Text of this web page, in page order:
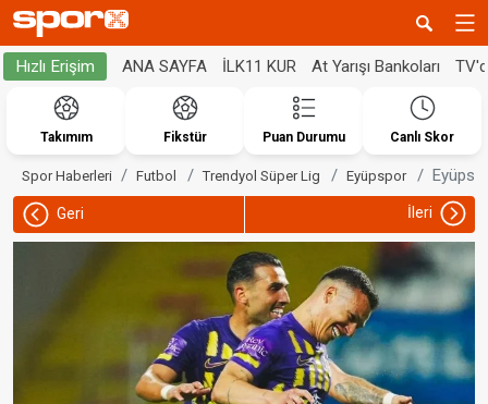
Hızlı Erişim ANA SAYFA İLK11 KUR At Yarışı Bankoları
Takımım Fikstür Puan Durumu Canlı Skor
Spor Haberleri Futbol Trendyol Süper Lig Eyüpspor
Geri İleri